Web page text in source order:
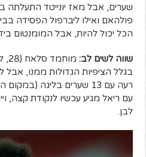
שערים, אבל מאז יונייטד
פולהאם ואילו ליברפול הפסידה
הכל יכול להיות, אבל המומנטום
שווה לשים לב:
בגלל הציפיות הגדולות ממנו,
רעה עם 13 שערים בליגה
עם ריאל מגיע עכשיו לנקודת קצה,
לבן.